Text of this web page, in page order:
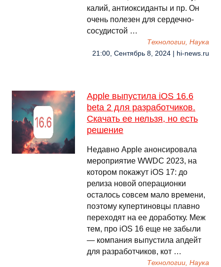
калий, антиоксиданты и пр. Он
очень полезен для сердечно-
сосудистой …
Технологии, Наука
21:00, Сентябрь 8, 2024 | hi-news.ru
Apple выпустила iOS 16.6
beta 2 для разработчиков.
Скачать ее нельзя, но есть
решение
Недавно Apple анонсировала
мероприятие WWDC 2023, на
котором покажут iOS 17: до
релиза новой операционки
осталось совсем мало времени,
поэтому купертиновцы плавно
переходят на ее доработку. Меж
тем, про iOS 16 еще не забыли
— компания выпустила апдейт
для разработчиков, кот …
Технологии, Наука